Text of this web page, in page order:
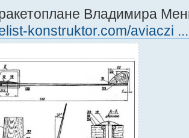
Владимира
konstruktor.com/aviaczi